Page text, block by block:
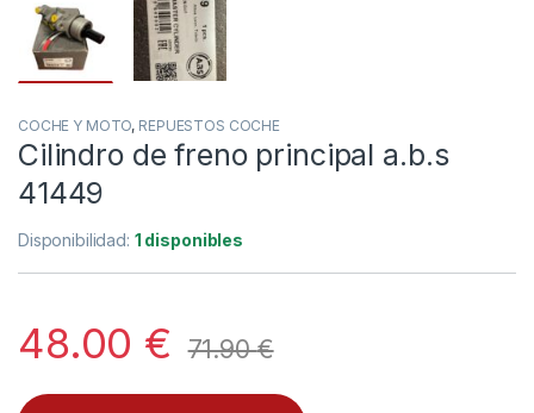
COCHE Y MOTO, REPUESTOS COCHE
Cilindro de freno principal a.b.s
41449
Disponibilidad: 1 disponibles
48.00 € 71.90€